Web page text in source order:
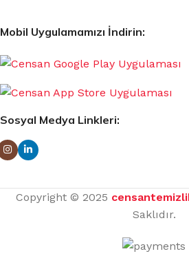
Mobil Uygulamamızı İndirin:
Sosyal Medya Linkleri:
Copyright © 2025
Saklıdır.